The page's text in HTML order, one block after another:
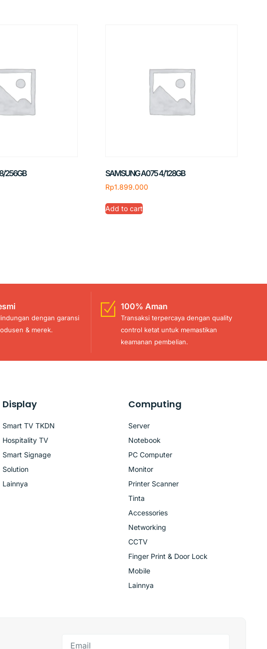
256GB SAMSUNG A075 4/128GB
Rp1.899.000
Add to cart
dengan garansi
& merek.
100% Aman
Transaksi terpercaya dengan quality
control ketat untuk memastikan
keamanan pembelian.
Display
Smart TV TKDN
Hospitality TV
Smart Signage
Solution
Lainnya
Computing
Server
Notebook
PC Computer
Monitor
Printer Scanner
Tinta
Accessories
Networking
CCTV
Finger Print & Door Lock
Mobile
Lainnya